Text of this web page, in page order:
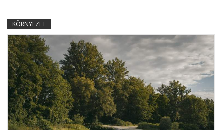
KÖRNYEZET